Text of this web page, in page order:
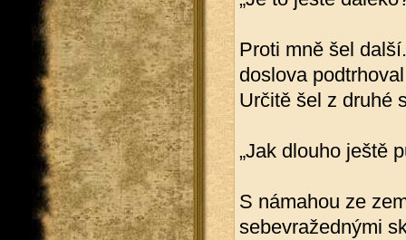
Proti mně šel
doslova
Určitě šel z druhé
„Jak dlouho ještě
S námahou ze
sebevražednými